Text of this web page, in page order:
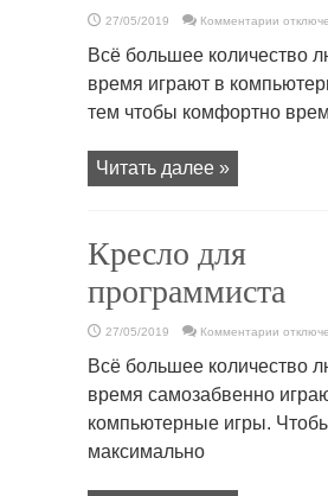
27/05/2019 Комментарии
для
Всё большее количество
время играют в
тем чтобы комфортно
Читать далее »
Кресло для
программиста
27/05/2019 Комментарии
для
Всё большее количество
время самозабвенно
компьютерные игры.
максимально